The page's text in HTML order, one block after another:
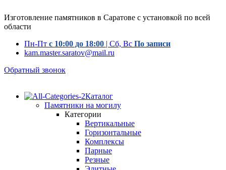
Изготовление памятников в Саратове с установкой по всей
области
Пн-Пт с 10:00 до 18:00 | Сб, Вс По записи
kam.master.saratov@mail.ru
Обратный звонок
Каталог
Памятники на могилу
Категории
Вертикальные
Горизонтальные
Комплексы
Парные
Резные